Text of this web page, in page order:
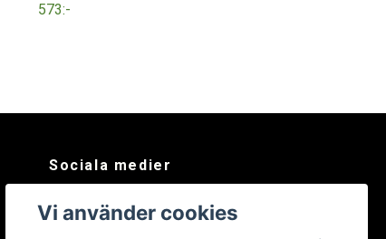
573:-
Sociala medier
Facebook
Vi använder cookies